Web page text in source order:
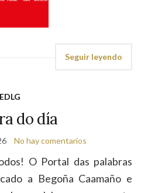
Seguir leyendo
EDLG
do día
No hay comentarios
O Portal das palabras
a Begoña Caamaño e